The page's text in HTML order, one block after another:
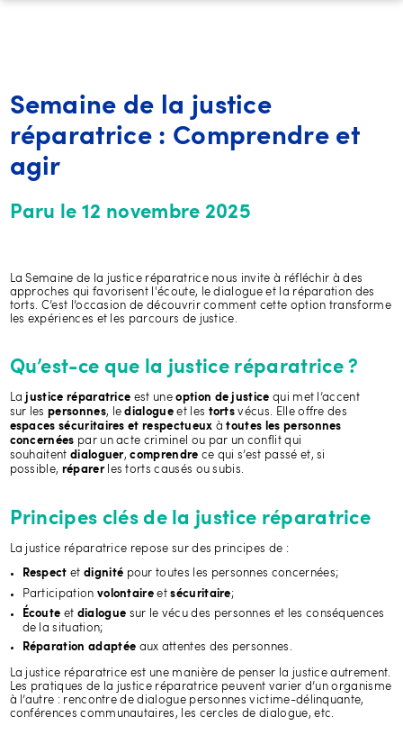
Semaine de la justice
réparatrice : Comprendre et
agir
Paru le 12 novembre 2025
La Semaine de la justice réparatrice nous invite à réfléchir à des
approches qui favorisent l'écoute, le dialogue et la réparation des
torts. C’est l’occasion de découvrir comment cette option transforme
les expériences et les parcours de justice.
Qu’est-ce que la justice réparatrice ?
La justice réparatrice est uneoption de justice qui met l’accent
sur lespersonnes, ledialogueet les tortsvécus. Elle offre des
espaces sécuritaires et respectueux àtoutes les personnes
concernées par un acte criminel ou par un conflit qui
souhaitent dialoguer,comprendre ce qui s’est passé et, si
possible, réparer les torts causés ou subis.
Principes clés de la justice réparatrice
La justice réparatrice repose sur des principes de :
Respect et dignité pour toutes les personnes concernées;
Participation volontaireetsécuritaire;
Écoute et dialogue sur le vécu des personnes et les conséquences
de la situation;
Réparation adaptée aux attentes des personnes.
La justice réparatrice est une manière de penser la justice autrement.
Les pratiques de la justice réparatrice peuvent varier d’un organisme
à l’autre : rencontre de dialogue personnes victime-délinquante,
conférences communautaires, les cercles de dialogue, etc.